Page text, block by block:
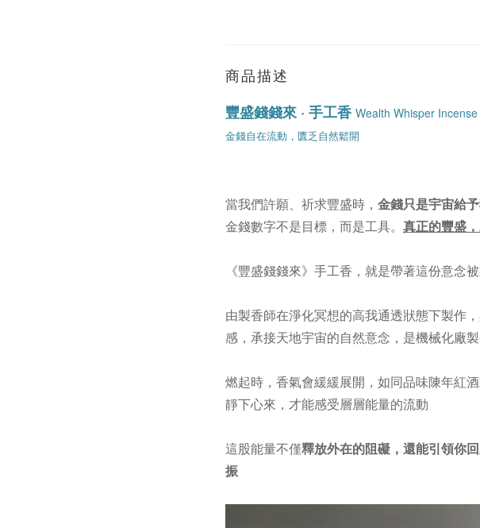
商品描述
豐盛錢錢來 · 手工香 Wealth Whisper Incense
金錢自在流動，匱乏自然鬆開
當我們許願、祈求豐盛時， 金錢只是宇宙給
金錢數字不是目標，而是工具。 真正的豐盛
《豐盛錢錢來》手工香，就是帶著這份意念
由製香師在淨化冥想的高我通透狀態下製作
感，承接天地宇宙的自然意念，是機械化廠
燃起時，香氣會緩緩展開，如同品味陳年紅
靜下心來，才能感受層層能量的流動
這股能量不僅釋放外在的阻礙，還能引領你
振